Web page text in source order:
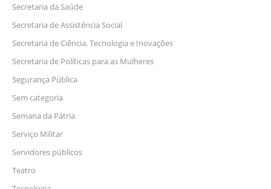
Secretaria da Saúde
Secretaria de Assistência Social
Secretaria de Ciência, Tecnologia e Inovações
Secretaria de Políticas para as Mulheres
Segurança Pública
Sem categoria
Semana da Pátria
Serviço Militar
Servidores públicos
Teatro